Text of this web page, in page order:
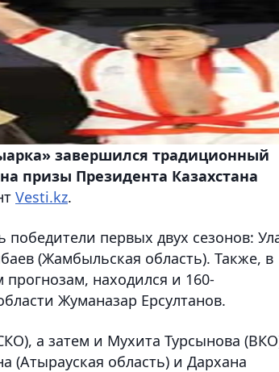
завершился традиционный
призы Президента Казахстана
Vesti.kz.
первых двух сезонов:
(Жамбыльская область). Также, в
находился и 160-
Жуманазар Ерсултанов.
а затем и Мухита Турсынова
(Атырауская область) и Дархана